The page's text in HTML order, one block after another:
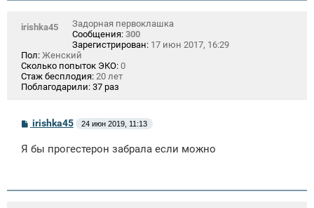
irishka45
Задорная первоклашка
Сообщения: 300
Зарегистрирован: 17 июн 2017, 16:29
Пол: Женский
Сколько попыток ЭКО: 0
Стаж бесплодия: 20 лет
Поблагодарили: 37 раз
С
б
и
irishka45 24 июн 2019, 11:13
Я бы прогестерон забрала если можно